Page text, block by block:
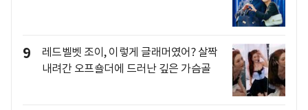
9
레드벨벳 조이, 이렇게 글래머였어? 살짝
내려간 오프숄더에 드러난 깊은 가슴골